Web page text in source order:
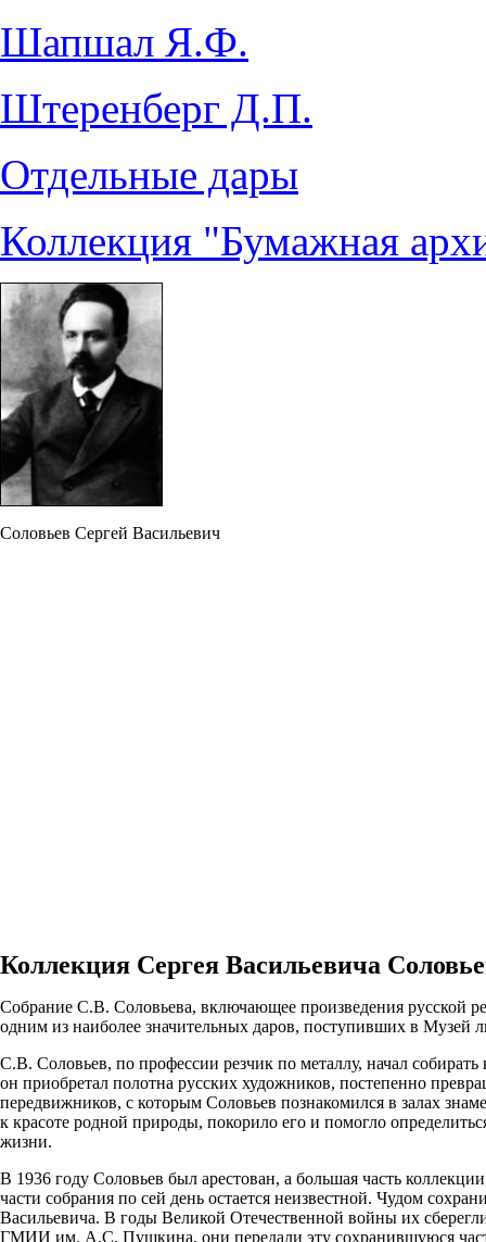
Шапшал Я.Ф.
Штеренберг Д.П.
Отдельные дары
Коллекция "Бумажная
Соловьев Сергей Васильевич
Коллекция Сергея Васильевича
Собрание С.В. Соловьева, включающее произведения русской
одним из наиболее значительных даров, поступивших в Музей
С.В. Соловьев, по профессии резчик по металлу, начал
он приобретал полотна русских художников, постепенно
передвижников, с которым Соловьев познакомился в залах
к красоте родной природы, покорило его и помогло
жизни.
В 1936 году Соловьев был арестован, а большая часть
части собрания по сей день остается неизвестной. Чудом
Васильевича. В годы Великой Отечественной войны их
ГМИИ им. А.С. Пушкина, они передали эту сохранившуюся